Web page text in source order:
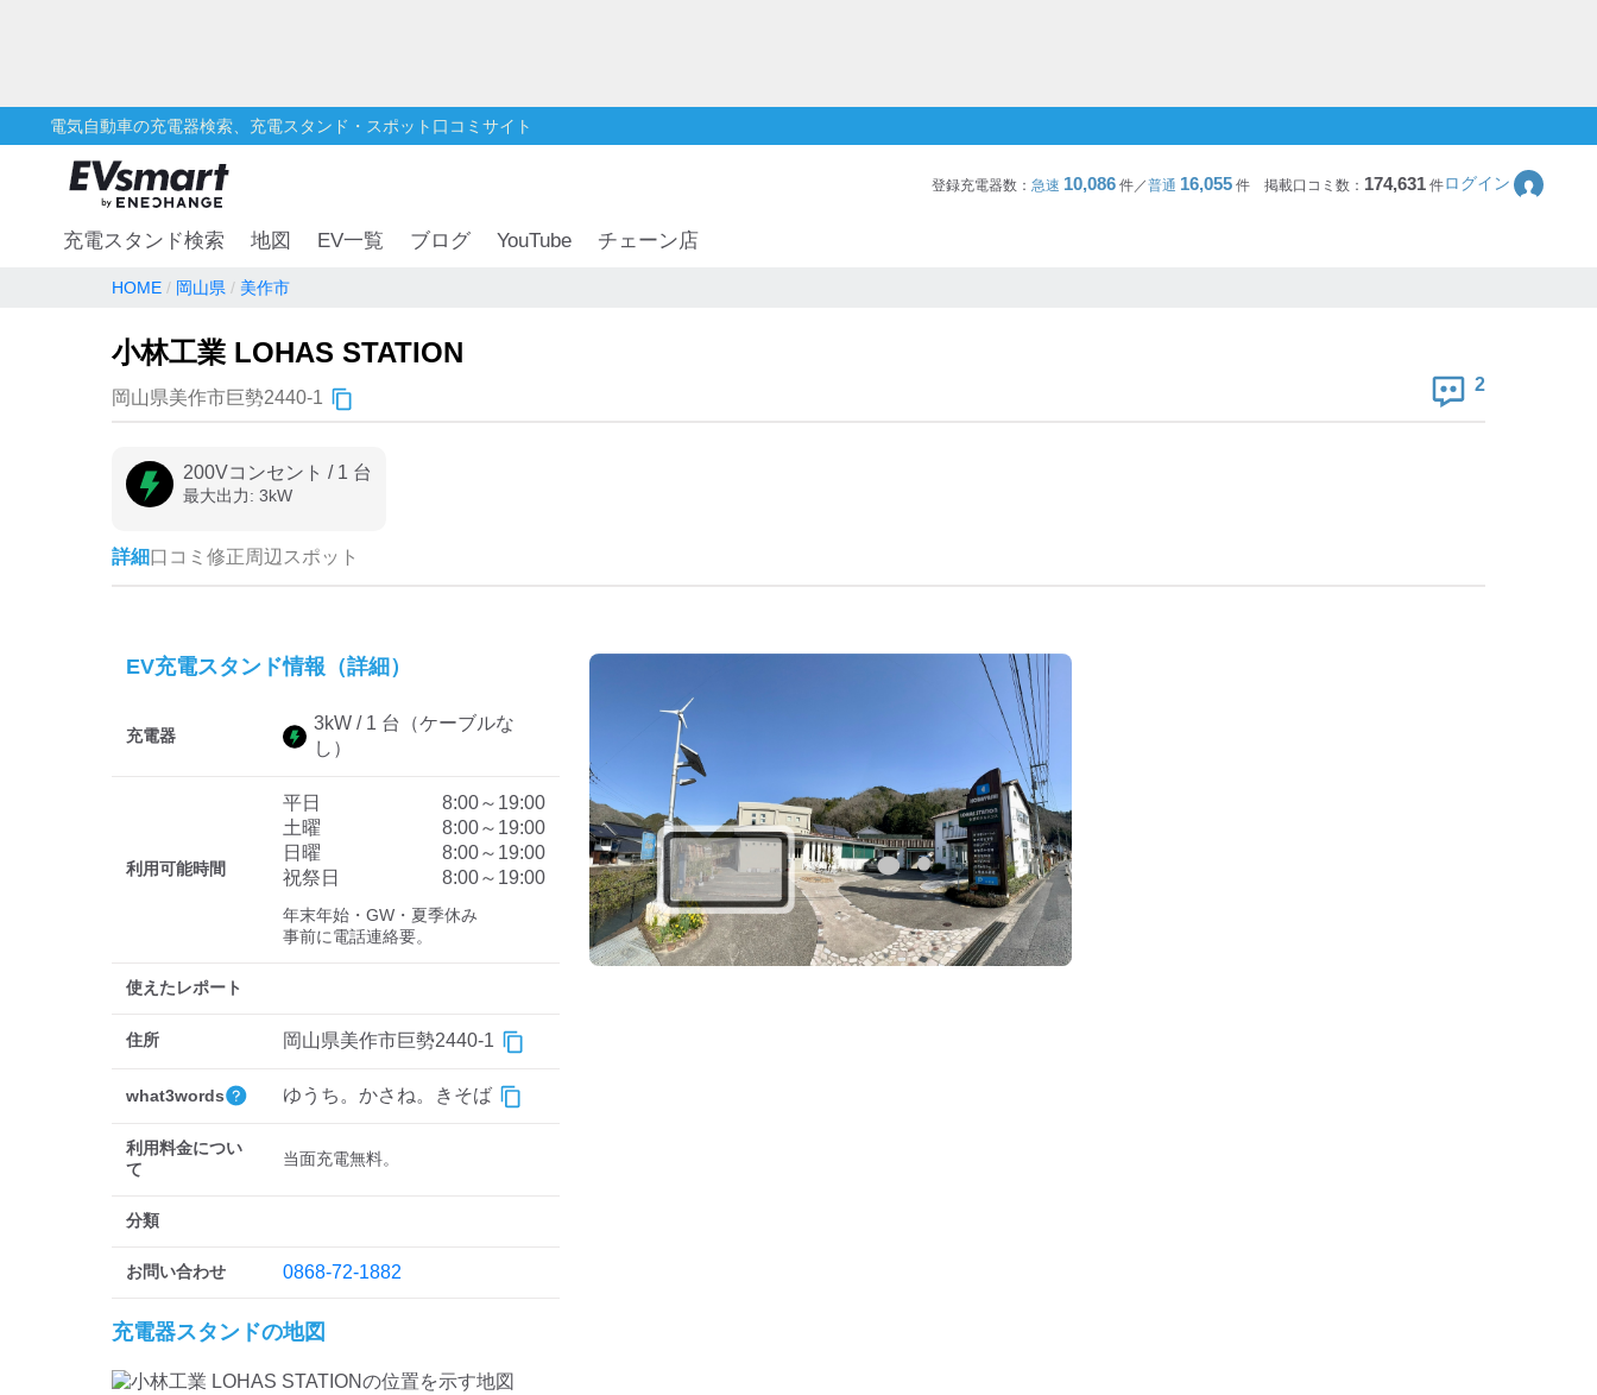
電気自動車の充電器検索、充電スタンド・スポット口コミサイト
登録充電器数： 急速 10,086 件／普通 16,055 件 掲載口コミ数： 174,631件ログイン
充電スタンド検索 地図 EV一覧 ブログ YouTube チェーン店
HOME 岡山県 美作市
小林工業 LOHAS STATION
岡山県美作市巨勢2440-1
2
200Vコンセント / 1 台
最大出力: 3kW
詳細口コミ 修正周辺スポット
EV充電スタンド情報（詳細）
充電器
3kW / 1 台
（ケーブルな
し）
利用可能時間
平日
8:00～19:00
土曜
8:00～19:00
日曜
8:00～19:00
祝祭日
8:00～19:00
年末年始・GW・夏季休み
事前に電話連絡要。
使えたレポート
住所 岡山県美作市巨勢2440-1
what3words ゆうち。かさね。きそば
利用料金につい
て
当面充電無料。
分類
お問い合わせ 0868-72-1882
充電器スタンドの地図